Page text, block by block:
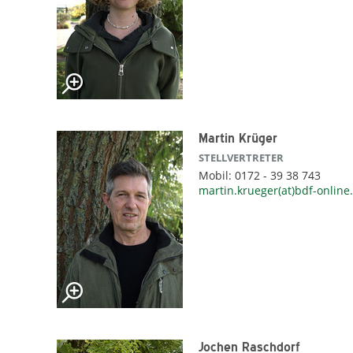
Martin Krüger
STELLVERTRETER
Mobil: 0172 - 39 38 743
martin.krueger(at)bdf-
Jochen Raschdorf